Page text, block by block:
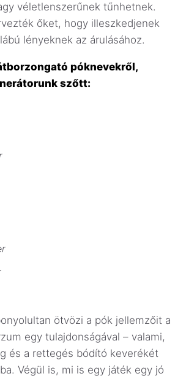
véletlenszerűnek tűnhetnek.
őket, hogy illeszkedjenek
lényeknek az árulásához.
póknevekről,
szőtt:
ötvözi a pók jellemzőit a
egy tulajdonságával – valami,
és a rettegés bódító keverékét
Végül is, mi is egy játék egy jó